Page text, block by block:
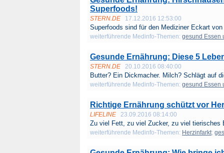
Superfoods!
STERN.DE 17.12.2016 12:53:00
Superfoods sind für den Mediziner Eckart
weiterführende Medinfo-Themen: gesund Essen
Gesunde Ernährung: Diese 5
STERN.DE 20.10.2016 08:40:00
Butter? Ein Dickmacher. Milch? Schlägt auf
weiterführende Medinfo-Themen: gesund Essen
Richtige Ernährung schützt vor
LIFELINE 23.09.2016 08:14:00
Zu viel Fett, zu viel Zucker, zu viel tierisches
weiterführende Medinfo-Themen: Herzinfarkt;